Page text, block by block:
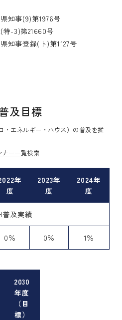
知事(9)第1976号
特-3)第21660号
知事登録(ト)第1127号
及目標
・エネルギー・ハウス）の普及を推
ー一覧検索
年
度
2023年
度
2024年
度
普及実績
0％ 0％ 1％
2030
年度
（目
標）